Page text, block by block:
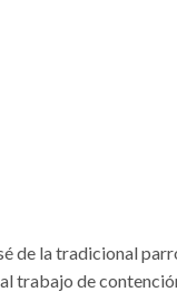
de la tradicional
trabajo de